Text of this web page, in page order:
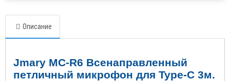
Описание
Jmary MC-R6 Всенаправленный
петличный микрофон для Type-C 3м.